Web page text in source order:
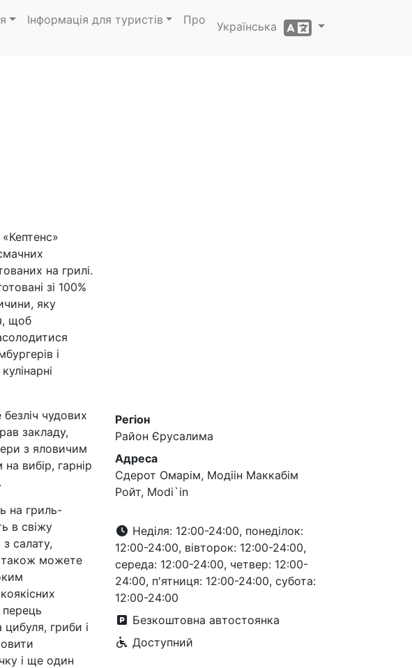
Інформація для туристів Про
Українська
на грилі.
зі 100%
яку
щоб
і
чудових
закладу,
з яловичим
вибір, гарнір
на гриль-
в свіжу
салату,
також можете
перець
гриби і
і ще один
Регіон
Район Єрусалима
Адреса
Сдерот Омарім, Модіін Маккабім
Ройт, Modi`in
Неділя: 12:00-24:00, понеділок:
12:00-24:00, вівторок: 12:00-24:00,
середа: 12:00-24:00, четвер: 12:00-
24:00, п'ятниця: 12:00-24:00, субота:
12:00-24:00
Безкоштовна автостоянка
Доступний